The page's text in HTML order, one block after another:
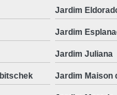
Jardim
Jardim
Jardim Juliana
Jardim Maison